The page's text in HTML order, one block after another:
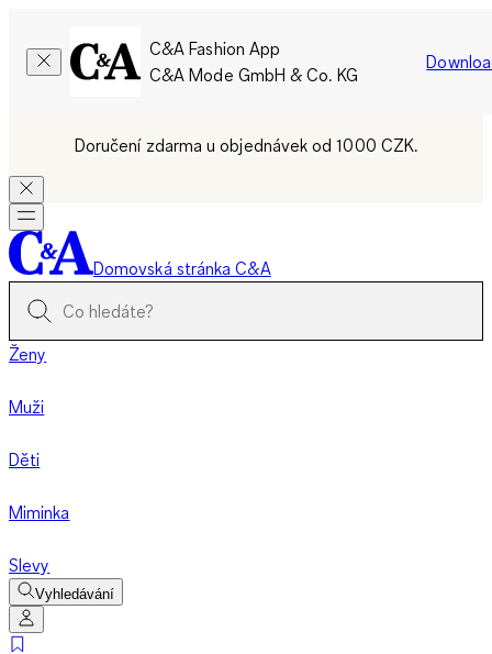
C&A Fashion App
C&A Mode GmbH & Co. KG
Doručení zdarma u objednávek od 1000 CZK.
Domovská stránka C&A
Ženy
Muži
Děti
Miminka
Slevy
Vyhledávání